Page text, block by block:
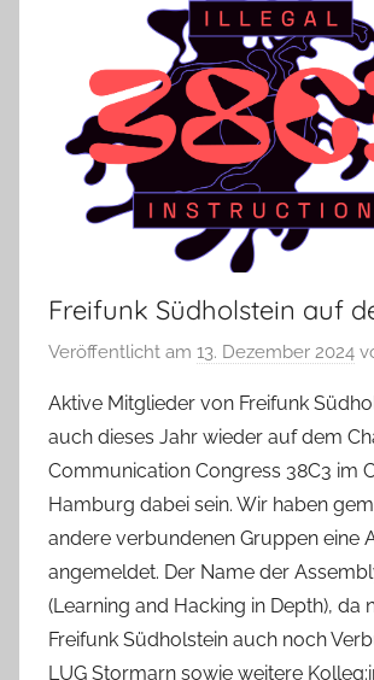
Freifunk Südholstein auf
Veröffentlicht am 13. Dezember 2024
Aktive Mitglieder von Freifunk
auch dieses Jahr wieder auf dem
Communication Congress 38C3 im
Hamburg dabei sein. Wir haben
andere verbundenen Gruppen eine
angemeldet. Der Name der
(Learning and Hacking in Depth), da
Freifunk Südholstein auch noch
LUG Stormarn sowie weitere